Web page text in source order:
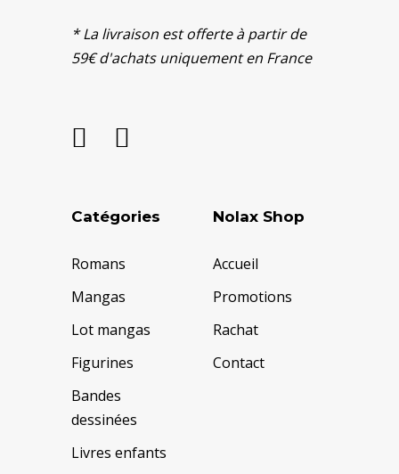
* La livraison est offerte à partir de
59€ d'achats uniquement en France
Catégories
Romans
Mangas
Lot mangas
Figurines
Bandes
dessinées
Livres enfants
Nolax Shop
Accueil
Promotions
Rachat
Contact